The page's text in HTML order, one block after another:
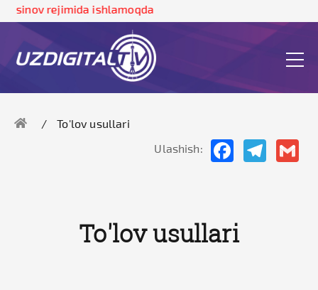
rejimida ishlamoqda
To'lov usullari
Ulashish:
FacebookTelegram
To'lov usullari